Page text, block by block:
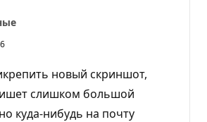
новый скриншот,
слишком большой
куда-нибудь на почту